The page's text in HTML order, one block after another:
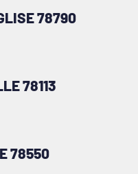
78790
78113
78550